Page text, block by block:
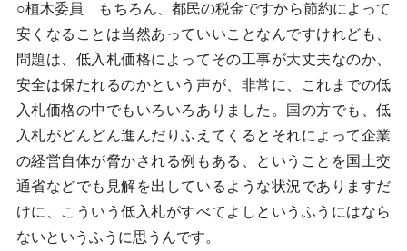
○植木委員 もちろん、都民の税金ですから節約によって
安くなることは当然あっていいことなんですけれども、
問題は、低入札価格によってその工事が大丈夫なのか、
安全は保たれるのかという声が、非常に、これまでの低
入札価格の中でもいろいろありました。国の方でも、低
入札がどんどん進んだりふえてくるとそれによって企業
の経営自体が脅かされる例もある、ということを国土交
通省などでも見解を出しているような状況でありますだ
けに、こういう低入札がすべてよしというふうにはなら
ないというふうに思うんです。